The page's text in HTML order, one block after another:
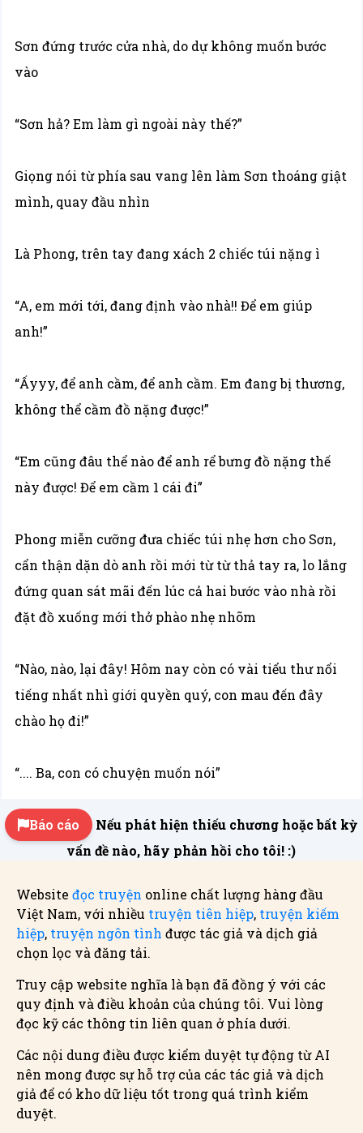
Sơn đứng trước cửa nhà, do dự không muốn bước
vào
“Sơn hả? Em làm gì ngoài này thế?”
Giọng nói từ phía sau vang lên làm Sơn thoáng giật
mình, quay đầu nhìn
Là Phong, trên tay đang xách 2 chiếc túi nặng ì
“A, em mới tới, đang định vào nhà!! Để em giúp
anh!”
“Ấyyy, để anh cầm, để anh cầm. Em đang bị thương,
không thể cầm đồ nặng được!”
“Em cũng đâu thể nào để anh rể bưng đồ nặng thế
này được! Để em cầm 1 cái đi”
Phong miễn cưỡng đưa chiếc túi nhẹ hơn cho Sơn,
cẩn thận dặn dò anh rồi mới từ từ thả tay ra, lo lắng
đứng quan sát mãi đến lúc cả hai bước vào nhà rồi
đặt đồ xuống mới thở phào nhẹ nhõm
“Nào, nào, lại đây! Hôm nay còn có vài tiểu thư nổi
tiếng nhất nhì giới quyền quý, con mau đến đây
chào họ đi!”
“.... Ba, con có chuyện muốn nói”
Báo cáo
Nếu phát hiện thiếu chương hoặc bất kỳ
vấn đề nào, hãy phản hồi cho tôi! :)
Website đọc truyện online chất lượng hàng đầu
Việt Nam, với nhiều truyện tiên hiệp, truyện kiếm
hiệp, truyện ngôn tình được tác giả và dịch giả
chọn lọc và đăng tải.
Truy cập website nghĩa là bạn đã đồng ý với các
quy định và điều khoản của chúng tôi. Vui lòng
đọc kỹ các thông tin liên quan ở phía dưới.
Các nội dung điều được kiểm duyệt tự động từ AI
nên mong được sự hỗ trợ của các tác giả và dịch
giả để có kho dữ liệu tốt trong quá trình kiểm
duyệt.